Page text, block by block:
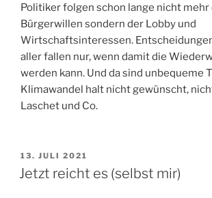
Politiker folgen schon lange nicht mehr
Bürgerwillen sondern der Lobby und
Wirtschaftsinteressen.
aller fallen nur, wenn damit die
werden kann. Und da sind unbequeme
Klimawandel halt nicht gewünscht,
Laschet und Co.
VERÖFFENTLICHT
AM
13. JULI 2021
Jetzt reicht es (selbst mir)